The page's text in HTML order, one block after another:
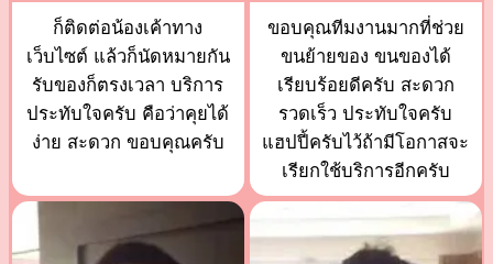
ก็ติดต่อน้องเค้าทาง
เว็บไซต์ แล้วก็นัดหมายกัน
รับของก็ตรงเวลา บริการ
ประทับใจครับ คือว่าคุยได้
ง่าย สะดวก ขอบคุณครับ
ขอบคุณทีมงานมากที่ช่วย
ขนย้ายของ ขนของได้
เรียบร้อยดีครับ สะดวก
รวดเร็ว ประทับใจครับ
แฮปปี้ครับไว้ถ้ามีโอกาสจะ
เรียกใช้บริการอีกครับ